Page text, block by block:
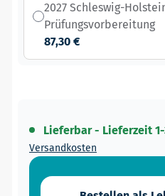
2027 Schleswig-
Prüfungsvorbereitung
87,30 €
Lieferbar - Lieferzeit 1-
Versandkosten